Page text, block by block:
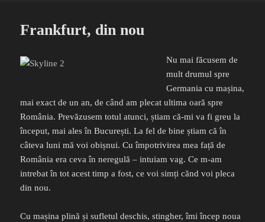
Frankfurt, din nou
Nu mai făcusem de
mult drumul spre
Germania cu mașina,
mai exact de un an, de când am plecat ultima oară spre
România. Prevăzusem totul atunci, știam că-mi va fi greu la
început, mai ales în București. La fel de bine știam că în
câteva luni mă voi obișnui. Cu împotrivirea mea față de
România era ceva în neregulă – intuiam vag. Ce m-am
intrebat în tot acest timp a fost, ce voi simți cănd voi pleca
din nou.
Cu mașina plină și sufletul deschis, stingher, îmi încep noua